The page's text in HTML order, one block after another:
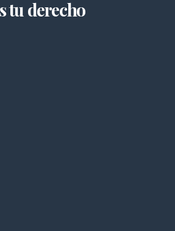
tu derecho